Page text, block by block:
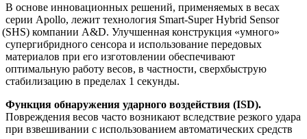
В основе инновационных решений, применяемых в весах
серии Apollo, лежит технология Smart-Super Hybrid Sensor
(SHS) компании A&D. Улучшенная конструкция «умного»
супергибридного сенсора и использование передовых
материалов при его изготовлении обеспечивают
оптимальную работу весов, в частности, сверхбыструю
стабилизацию в пределах 1 секунды.
Функция обнаружения ударного воздействия (ISD).
Повреждения весов часто возникают вследствие резкого удара
при взвешивании с использованием автоматических средств